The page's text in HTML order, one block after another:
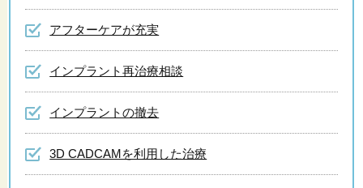
アフターケアが充実
インプラント再治療相談
インプラントの撤去
3D CADCAMを利用した治療